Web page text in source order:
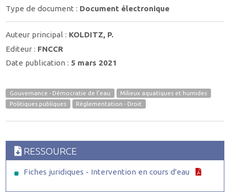
Type de document : Document électronique
Auteur principal : KOLDITZ, P.
Editeur : FNCCR
Date publication : 5 mars 2021
Gouvernance - Démocratie de l'eau
Milieux aquatiques et humides
Politiques publiques
Règlementation - Droit
RESSOURCE
Fiches juridiques - Intervention en cours d'eau